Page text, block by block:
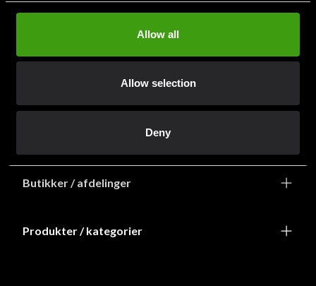
Allow all
Allow selection
Deny
Tel:+468-673 33 50
Butikker / afdelinger
Produkter / kategorier